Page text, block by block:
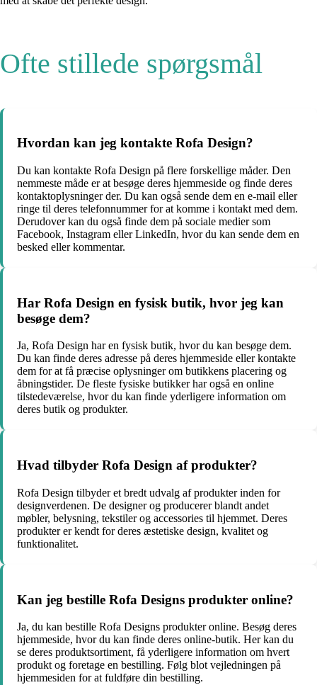
Ofte stillede spørgsmål
Hvordan kan jeg kontakte Rofa Design?
Du kan kontakte Rofa Design på flere forskellige måder. Den
nemmeste måde er at besøge deres hjemmeside og finde deres
kontaktoplysninger der. Du kan også sende dem en e-mail eller
ringe til deres telefonnummer for at komme i kontakt med dem.
Derudover kan du også finde dem på sociale medier som
Facebook, Instagram eller LinkedIn, hvor du kan sende dem en
besked eller kommentar.
Har Rofa Design en fysisk butik, hvor jeg kan
besøge dem?
Ja, Rofa Design har en fysisk butik, hvor du kan besøge dem.
Du kan finde deres adresse på deres hjemmeside eller kontakte
dem for at få præcise oplysninger om butikkens placering og
åbningstider. De fleste fysiske butikker har også en online
tilstedeværelse, hvor du kan finde yderligere information om
deres butik og produkter.
Hvad tilbyder Rofa Design af produkter?
Rofa Design tilbyder et bredt udvalg af produkter inden for
designverdenen. De designer og producerer blandt andet
møbler, belysning, tekstiler og accessories til hjemmet. Deres
produkter er kendt for deres æstetiske design, kvalitet og
funktionalitet.
Kan jeg bestille Rofa Designs produkter online?
Ja, du kan bestille Rofa Designs produkter online. Besøg deres
hjemmeside, hvor du kan finde deres online-butik. Her kan du
se deres produktsortiment, få yderligere information om hvert
produkt og foretage en bestilling. Følg blot vejledningen på
hjemmesiden for at fuldføre din bestilling.